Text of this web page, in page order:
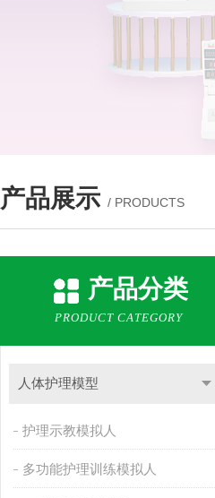
产品展示 / PRODUCTS
产品分类
PRODUCT CATEGORY
人体护理模型
护理示教模拟人
多功能护理训练模拟人